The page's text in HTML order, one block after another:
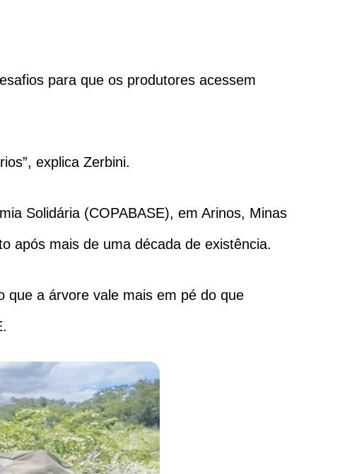
para que os produtores acessem
explica Zerbini.
Solidária (COPABASE), em Arinos, Minas
após mais de uma década de existência.
que a árvore vale mais em pé do que